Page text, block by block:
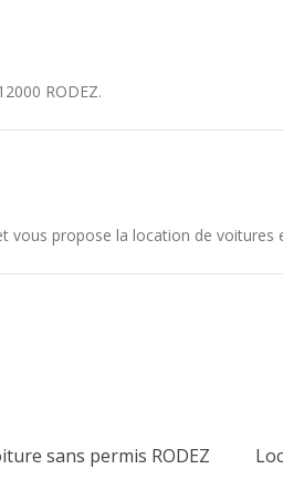
RODEZ.
vous propose la location de voitures
sans permis RODEZ